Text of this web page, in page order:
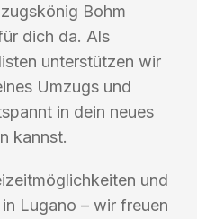
Bohm
dich da. Als
unterstützen wir
Umzugs und
in dein neues
kannst.
und
Lugano – wir freuen